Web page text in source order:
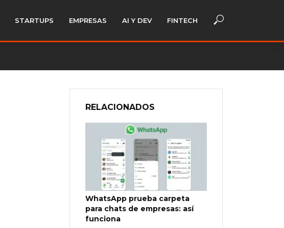
STARTUPS EMPRESAS AI Y DEV FINTECH
RELACIONADOS
WhatsApp prueba carpeta
para chats de empresas: así
funciona